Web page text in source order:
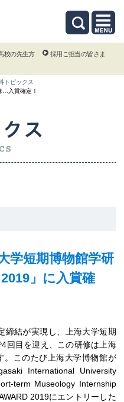
校の先生方
採用ご担当の皆さま
トピックス
…入賞確定！
学短期博物館学研
」に入賞確
結が実現し、上海大学短期
回目を迎え、この研修は上海
。このたび上海大学博物館が
International University
term Museology Internship
2019にエントリーした